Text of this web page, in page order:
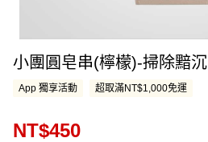
小團圓皂串(檸檬)-掃除黯沉
App 獨享活動 超取滿NT$1,000免運
NT$450